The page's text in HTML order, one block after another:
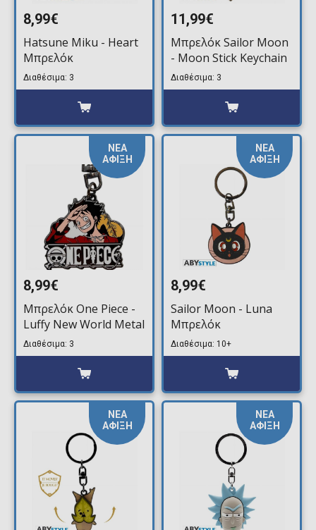
8,99€
Hatsune Miku - Heart
Μπρελόκ
Διαθέσιμα: 3
11,99€
Μπρελόκ Sailor Moon
- Moon Stick Keychain
Διαθέσιμα: 3
ΝΕΑ
ΑΦΙΞΗ
8,99€
Μπρελόκ One Piece -
Luffy New World Metal
Διαθέσιμα: 3
ΝΕΑ
ΑΦΙΞΗ
8,99€
Sailor Moon - Luna
Μπρελόκ
Διαθέσιμα: 10+
ΝΕΑ
ΑΦΙΞΗ
ΝΕΑ
ΑΦΙΞΗ